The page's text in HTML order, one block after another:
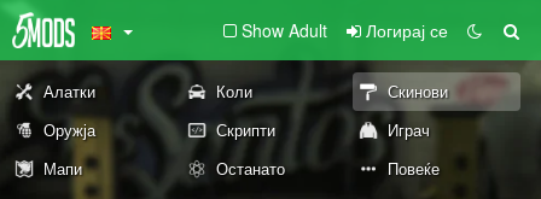
Show Adult Логирај се
Алатки Коли
Скинови
Оружја
Скрипти
Играч
Мапи
Останато Повеќе